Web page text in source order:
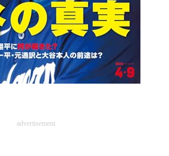
サイト
サイト
事例
を支援
advertisement